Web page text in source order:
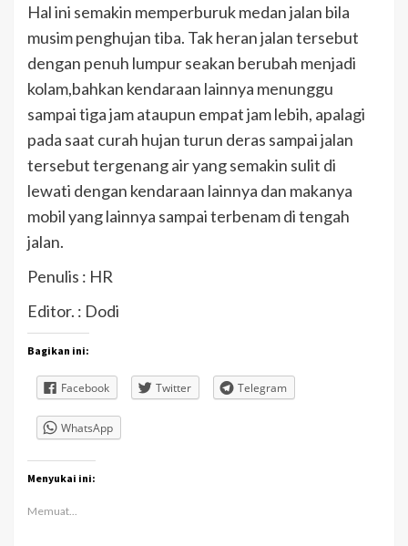
Hal ini semakin memperburuk medan jalan bila
musim penghujan tiba. Tak heran jalan tersebut
dengan penuh lumpur seakan berubah menjadi
kolam,bahkan kendaraan lainnya menunggu
sampai tiga jam ataupun empat jam lebih, apalagi
pada saat curah hujan turun deras sampai jalan
tersebut tergenang air yang semakin sulit di
lewati dengan kendaraan lainnya dan makanya
mobil yang lainnya sampai terbenam di tengah
jalan.
Penulis : HR
Editor. : Dodi
Bagikan ini:
Facebook Twitter Telegram
WhatsApp
Menyukai ini:
Memuat...